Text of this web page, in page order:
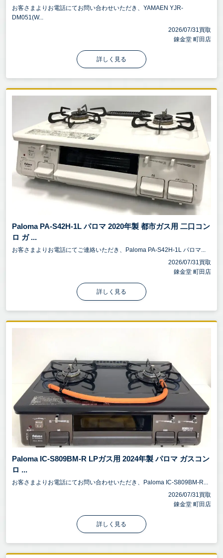
お客さまよりお電話にてお問い合わせいただき、YAMAEN YJR-
DM051(W...
2026/07/31買取
錬金堂 町田店
詳しく見る
Paloma PA-S42H-1L パロマ 2020年製 都市ガス用 二口コン
ロ ガ ...
お客さまよりお電話にてご連絡いただき、Paloma PA-S42H-1L パロマ...
2026/07/31買取
錬金堂 町田店
詳しく見る
Paloma IC-S809BM-R LPガス用 2024年製 パロマ ガスコン
ロ ...
お客さまよりお電話にてお問い合わせいただき、Paloma IC-S809BM-R...
2026/07/31買取
錬金堂 町田店
詳しく見る